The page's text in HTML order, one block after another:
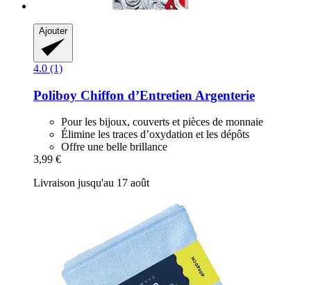
Ajouter
4.0 (1)
Poliboy Chiffon d’Entretien Argenterie
Pour les bijoux, couverts et pièces de monnaie
Élimine les traces d’oxydation et les dépôts
Offre une belle brillance
3,99 €
Livraison jusqu'au 17 août